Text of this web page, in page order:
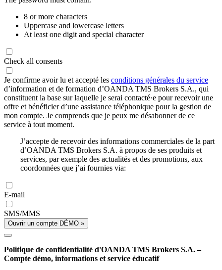
8 or more characters
Uppercase and lowercase letters
At least one digit and special character
Check all consents
Je confirme avoir lu et accepté les conditions générales du service
d’information et de formation d’OANDA TMS Brokers S.A., qui
constituent la base sur laquelle je serai contacté·e pour recevoir une
offre et bénéficier d’une assistance téléphonique pour la gestion de
mon compte. Je comprends que je peux me désabonner de ce
service à tout moment.
J’accepte de recevoir des informations commerciales de la part
d’OANDA TMS Brokers S.A. à propos de ses produits et
services, par exemple des actualités et des promotions, aux
coordonnées que j’ai fournies via:
E-mail
SMS/MMS
Ouvrir un compte DÉMO »
Politique de confidentialité d'OANDA TMS Brokers S.A. –
Compte démo, informations et service éducatif